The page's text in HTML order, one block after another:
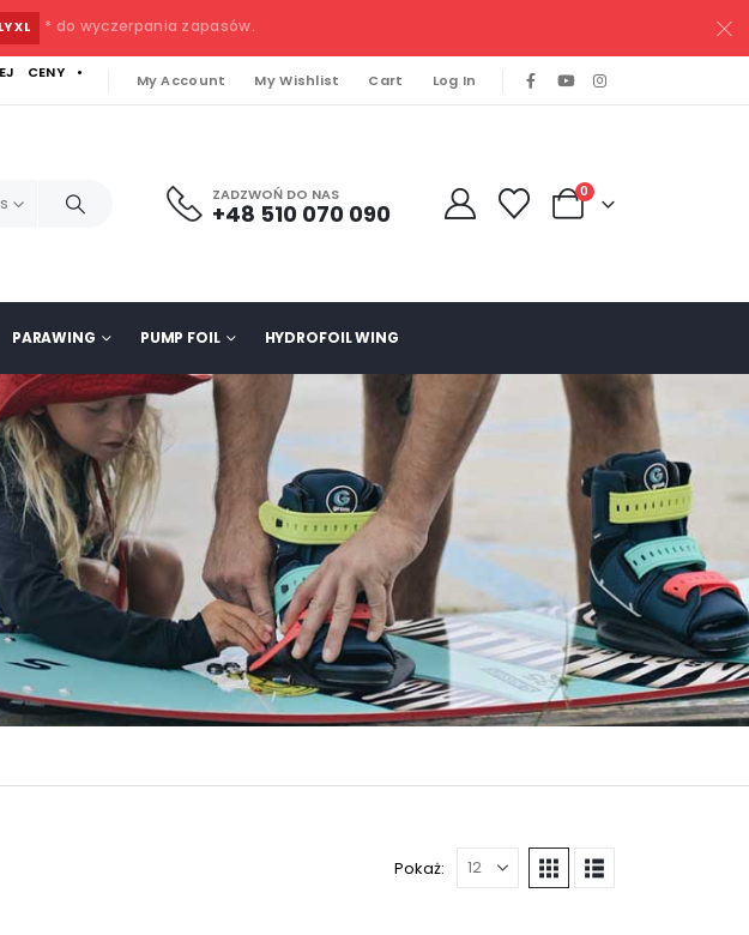
XL * do wyczerpania zapasów.
CENY •
My Account My Wishlist Cart Log In
ZADZWOŃ DO NAS
+48 510 070 090
0
PARAWING PUMP FOIL HYDROFOIL WING
Pokaż: